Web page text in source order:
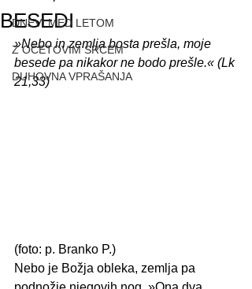
DNEVI MED LETOM
Z OČETOVIM SRCEM
DUHOVNA VPRAŠANJA
BESEDI
»Nebo in zemlja bosta prešla, moje
besede pa nikakor ne bodo prešle.« (Lk
21,33)
(foto: p. Branko P.)
Nebo je Božja obleka, zemlja pa